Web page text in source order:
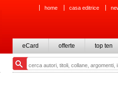
home casa editrice
eCard offerte top ten